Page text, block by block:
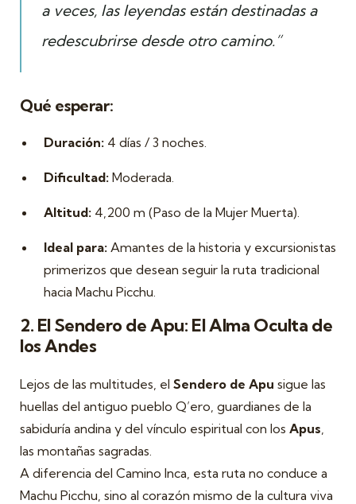
a veces, las leyendas están destinadas a
redescubrirse desde otro camino.”
Qué esperar:
Duración: 4 días / 3 noches.
Dificultad: Moderada.
Altitud: 4,200 m (Paso de la Mujer Muerta).
Ideal para: Amantes de la historia y excursionistas
primerizos que desean seguir la ruta tradicional
hacia Machu Picchu.
2. El Sendero de Apu: El Alma Oculta de
los Andes
Lejos de las multitudes, el Sendero de Apu sigue las
huellas del antiguo pueblo Q’ero, guardianes de la
sabiduría andina y del vínculo espiritual con los Apus,
las montañas sagradas.
A diferencia del Camino Inca, esta ruta no conduce a
Machu Picchu, sino al corazón mismo de la cultura viva